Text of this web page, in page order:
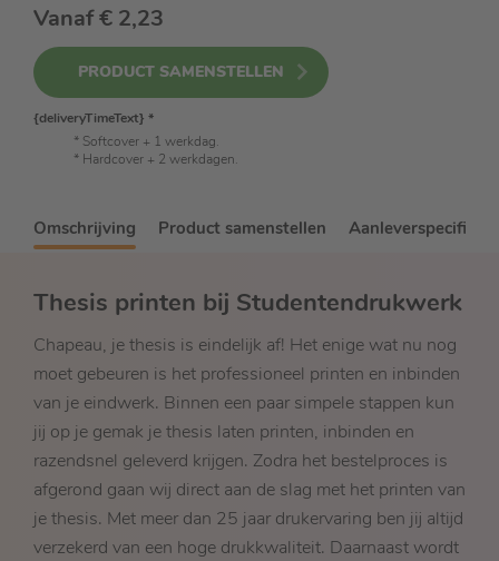
Vanaf€ 2,23
PRODUCT SAMENSTELLEN
{deliveryTimeText} *
* Softcover + 1 werkdag.
* Hardcover + 2 werkdagen.
Omschrijving Product samenstellen
Thesis printen bij Studentendrukwerk
Chapeau, je thesis is eindelijk af! Het enige wat nu nog
moet gebeuren is het professioneel printen en inbinden
van je eindwerk. Binnen een paar simpele stappen kun
jij op je gemak je thesis laten printen, inbinden en
razendsnel geleverd krijgen. Zodra het bestelproces is
afgerond gaan wij direct aan de slag met het printen van
je thesis. Met meer dan 25 jaar drukervaring ben jij altijd
verzekerd van een hoge drukkwaliteit. Daarnaast wordt